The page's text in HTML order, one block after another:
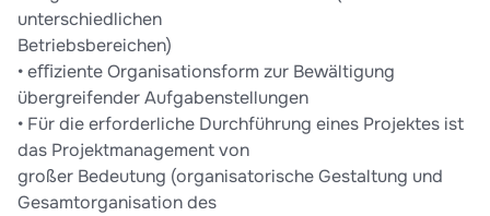
unterschiedlichen
Betriebsbereichen)
• eﬃziente Organisationsform zur Bewältigung
übergreifender Aufgabenstellungen
• Für die erforderliche Durchführung eines Projektes ist
das Projektmanagement von
großer Bedeutung (organisatorische Gestaltung und
Gesamtorganisation des